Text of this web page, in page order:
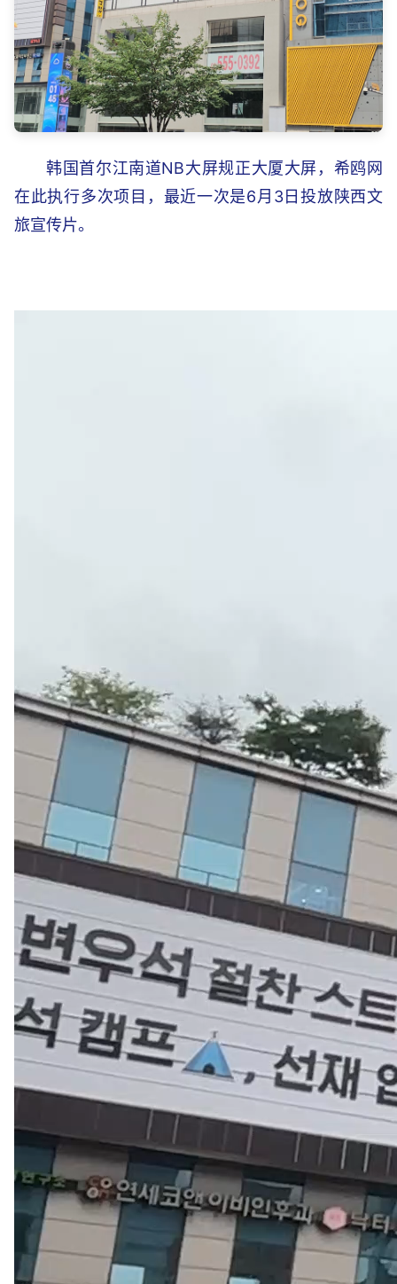
韩国首尔江南道NB大屏规正大厦大屏，希鸥网
在此执行多次项目，最近一次是6月3日投放陕西文
旅宣传片。